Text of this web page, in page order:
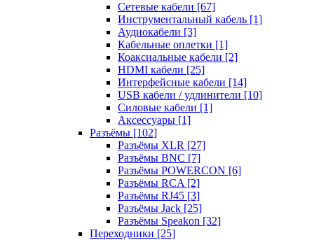
Сетевые кабели [67]
Инструментальный кабель [1]
Аудиокабели [3]
Кабельные оплетки [1]
Коаксиальные кабели [2]
HDMI кабели [25]
Интерфейсные кабели [14]
USB кабели / удлинители [10]
Силовые кабели [1]
Аксессуары [1]
Разъёмы [102]
Разъёмы XLR [27]
Разъёмы BNC [7]
Разъёмы POWERCON [6]
Разъёмы RCA [2]
Разъёмы RJ45 [3]
Разъёмы Jack [25]
Разъёмы Speakon [32]
Переходники [25]